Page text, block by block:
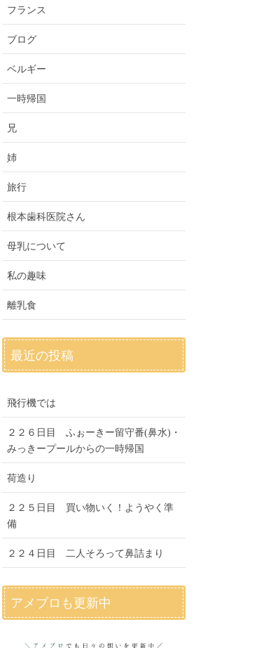
フランス
ブログ
ベルギー
一時帰国
兄
姉
旅行
根本歯科医院さん
母乳について
私の趣味
離乳食
最近の投稿
飛行機では
２２６日目 ふぉーきー留守番(鼻水)・
みっきープールからの一時帰国
荷造り
２２５日目 買い物いく！ようやく準
備
２２４日目 二人そろって鼻詰まり
アメブロも更新中